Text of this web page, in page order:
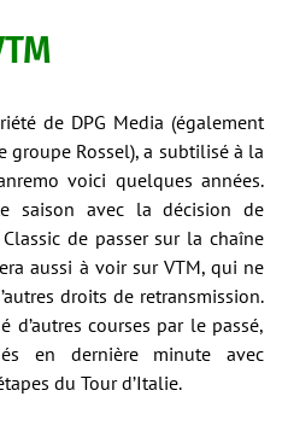
de DPG Media (également
groupe Rossel), a subtilisé à la
voici quelques années.
saison avec la décision de
de passer sur la chaîne
aussi à voir sur VTM, qui ne
droits de retransmission.
courses par le passé,
en dernière minute avec
du Tour d’Italie.